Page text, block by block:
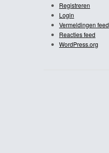
Registreren
Login
Vermeldingen feed
Reacties feed
WordPress.org